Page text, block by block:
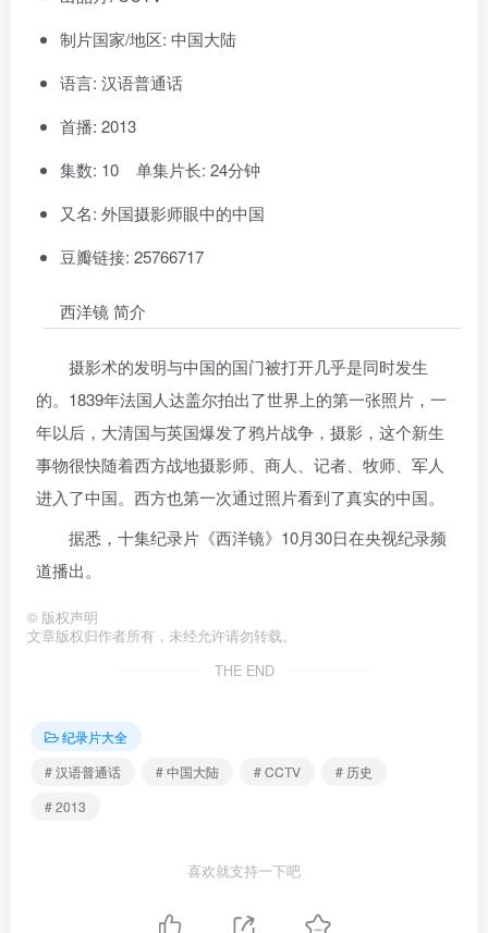
制片国家/地区: 中国大陆
语言: 汉语普通话
首播: 2013
集数: 10 单集片长: 24分钟
又名: 外国摄影师眼中的中国
豆瓣链接: 25766717
西洋镜 简介
摄影术的发明与中国的国门被打开几乎是同时发生
的。1839年法国人达盖尔拍出了世界上的第一张照片，一
年以后，大清国与英国爆发了鸦片战争，摄影，这个新生
事物很快随着西方战地摄影师、商人、记者、牧师、军人
进入了中国。西方也第一次通过照片看到了真实的中国。
据悉，十集纪录片《西洋镜》10月30日在央视纪录频
道播出。
© 版权声明
文章版权归作者所有，未经允许请勿转载。
THE END
纪录片大全
# 汉语普通话
# 中国大陆 # CCTV
# 历史
# 2013
喜欢就支持一下吧